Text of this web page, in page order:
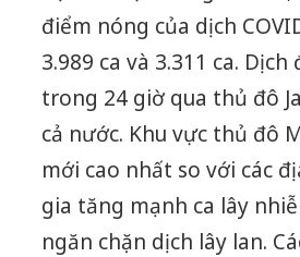
điểm nóng của dịch
3.989 ca và 3.311 ca.
trong 24 giờ qua thủ đô
cả nước. Khu vực thủ đô
mới cao nhất so với các
gia tăng mạnh ca lây
ngăn chặn dịch lây lan.